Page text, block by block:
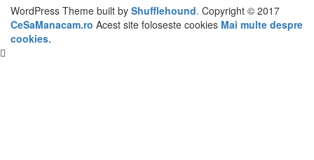
WordPress Theme built by Shufflehound. Copyright © 2017
CeSaManacam.ro Acest site foloseste cookies Mai multe despre
cookies.